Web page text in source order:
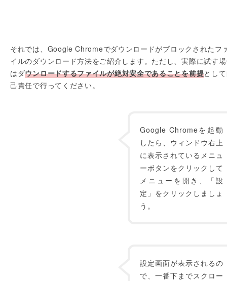
それでは、Google Chromeでダウンロードがブロックされたフ
イルのダウンロード方法をご紹介します。ただし、実際に試す
はダウンロードするファイルが絶対安全であることを前提とし
己責任で行ってください。
Google Chromeを起動
したら、ウィンドウ右上
に表示されているメニュ
ーボタンをクリックして
メニューを開き、「設
定」をクリックしましょ
う。
設定画面が表示されるの
で、一番下までスクロー